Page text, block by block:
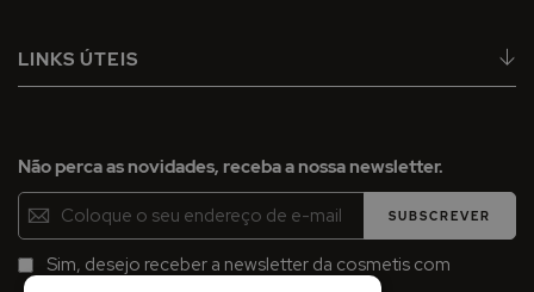
LINKS ÚTEIS
Não perca as novidades, receba a nossa newsletter.
Inscreva-
se
na
Newsletter:
SUBSCREVER
Sim, desejo receber a newsletter da cosmetis com